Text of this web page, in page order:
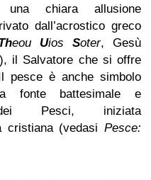
chiara allusione
dall’acrostico greco
eou Uios Soter, Gesù
il Salvatore che si offre
pesce è anche simbolo
fonte battesimale e
dei Pesci, iniziata
cristiana (vedasi Pesce: